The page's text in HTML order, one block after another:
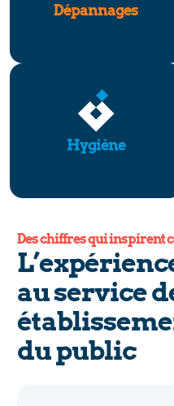
Dépannages
Hygiène
Des chiffres qui inspirent
au service
du public